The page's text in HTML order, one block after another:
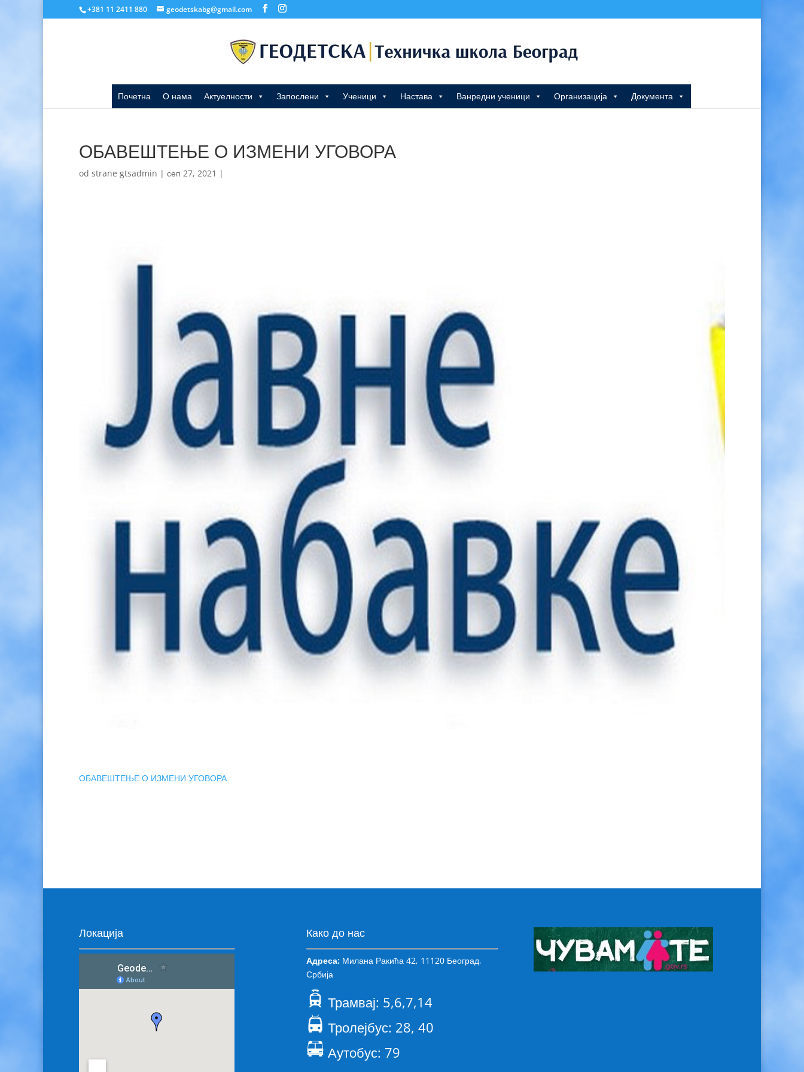
+381 11 2411 880 geodetskabg@gmail.com
Почетна О нама Актуелности Запослени Ученици Настава Ванредни ученици Организација Документа
ОБАВЕШТЕЊЕ О ИЗМЕНИ УГОВОРА
od strane gtsadmin | сеп 27, 2021 |
ОБАВЕШТЕЊЕ О ИЗМЕНИ УГОВОРА
Локација Како до нас
Адреса:Милана Ракића 42, 11120 Београд,
Србија
Трамвај: 5,6,7,14
Тролејбус: 28, 40
Аутобус: 79